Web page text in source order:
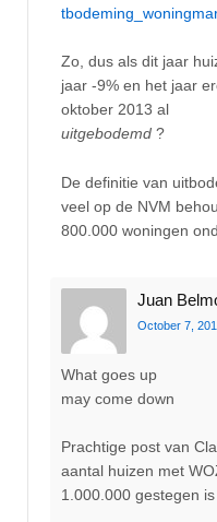
Zo, dus als dit jaar
jaar -9% en het jaar
oktober 2013 al
uitgebodemd ?
De definitie van
veel op de NVM
800.000 woningen
Juan
October 7,
What goes up
may come down
Prachtige post van
aantal huizen met
1.000.000 gestegen